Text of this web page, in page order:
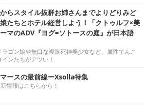
らスタイル抜群お姉さんまでよりどりみど
たちとホテル経営しよう！「クトゥルフ×美
マのADV『ヨグ=ソトースの庭』が日本語
ラゴン娘や無口な複眼死神美少女など、属性てんこ
ンたちがアツい！
ースの最前線ーXsolla特集
情報はこちらから！